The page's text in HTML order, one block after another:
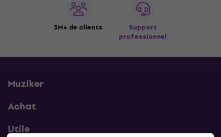
3M+ de clients
Support
professionnel
Muziker
Achat
Utile